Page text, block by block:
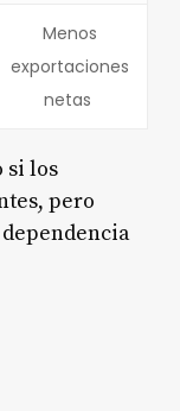
Menos
exportaciones
netas
si los
pero